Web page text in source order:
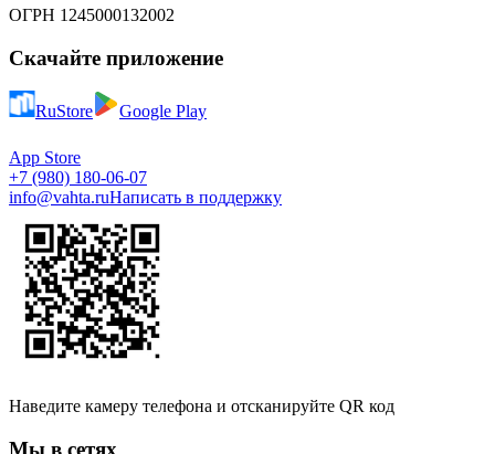
ОГРН 1245000132002
Скачайте приложение
RuStore Google Play
App Store
+7 (980) 180-06-07
info@vahta.ruНаписать в поддержку
Наведите камеру телефона и отсканируйте QR код
Мы в сетях